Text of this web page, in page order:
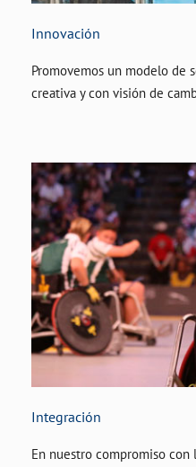
Innovación
Promovemos un modelo de
creativa y con visión de
Integración
En nuestro compromiso